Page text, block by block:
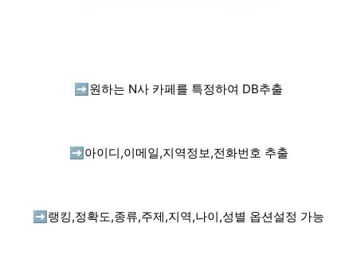
➡️ 원하는 N사 카페를 특정하여 DB추출
➡️ 아이디,이메일,지역정보,전화번호 추출
➡️ 랭킹,정확도,종류,주제,지역,나이,성별 옵션설정 가능